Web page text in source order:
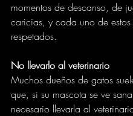
momentos de descanso, de
caricias, y cada uno de
respetados.
No llevarlo al veterinario
Muchos dueños de gatos
que, si su mascota se ve
necesario llevarla al